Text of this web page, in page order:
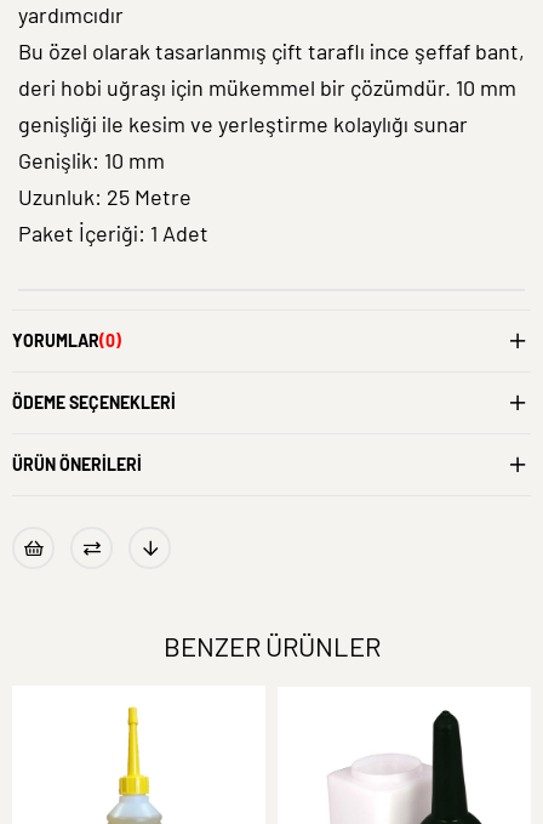
yardımcıdır
Bu özel olarak tasarlanmış çift taraflı ince şeffaf bant,
deri hobi uğraşı için mükemmel bir çözümdür. 10 mm
genişliği ile kesim ve yerleştirme kolaylığı sunar
Genişlik: 10 mm
Uzunluk: 25 Metre
Paket İçeriği: 1 Adet
YORUMLAR(0)
ÖDEME SEÇENEKLERI
ÜRÜN ÖNERILERI
BENZER ÜRÜNLER